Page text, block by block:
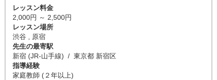
レッスン料金
2,000円 ～ 2,500円
レッスン場所
渋谷 , 原宿
先生の最寄駅
新宿 (JR-山手線) / 東京都 新宿区
指導経験
家庭教師 (２年以上)